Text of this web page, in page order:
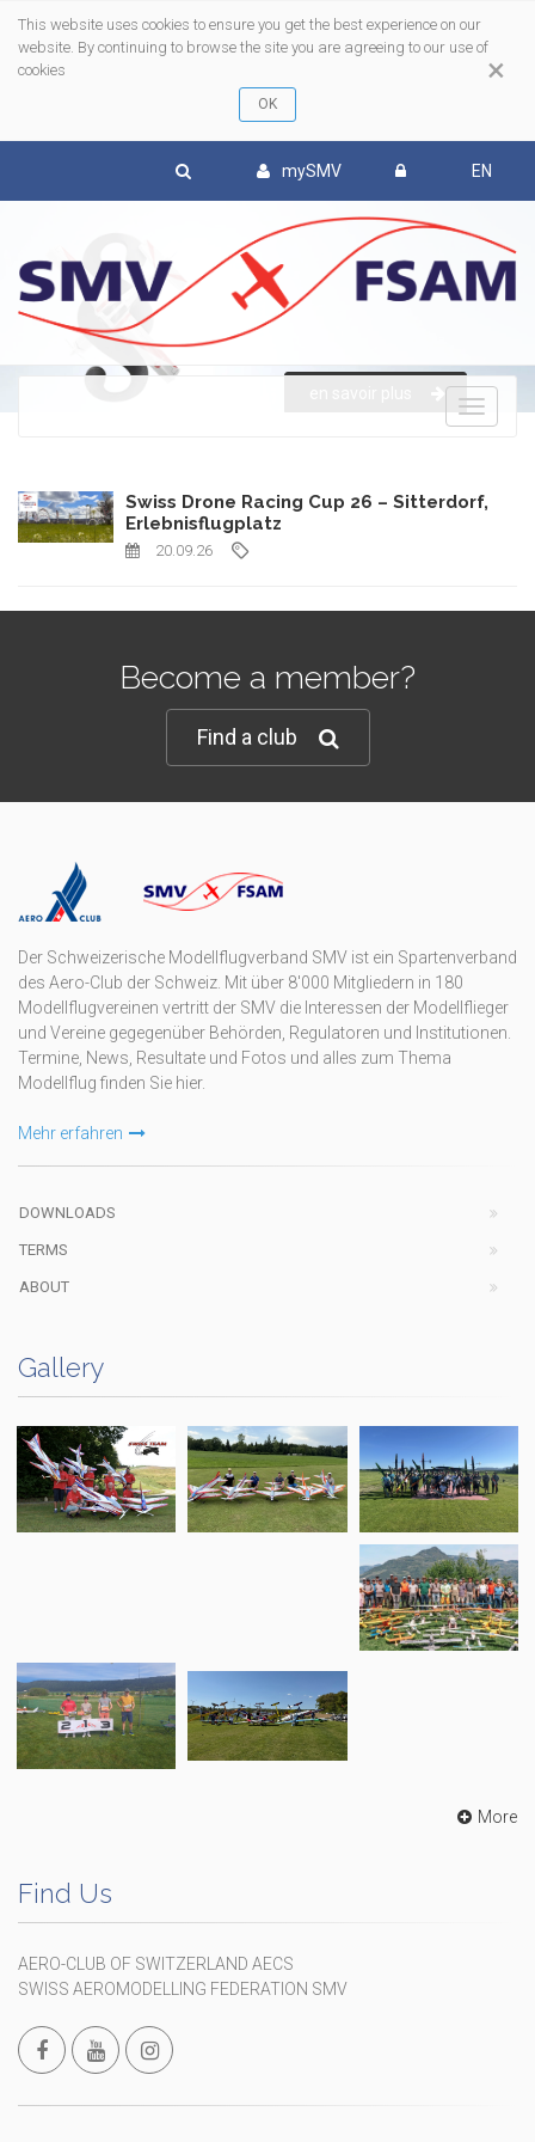
×
This website uses cookies to ensure you get the best experience on our
website. By continuing to browse the site you are agreeing to our use of
cookies
mySMV EN
Swiss Drone Racing Cup 26 – Sitterdorf,
Erlebnisflugplatz
20.09.26
Become a member?
Find a club
Der Schweizerische Modellflugverband SMV ist ein Spartenverband
des Aero-Club der Schweiz. Mit über 8'000 Mitgliedern in 180
Modellflugvereinen vertritt der SMV die Interessen der Modellflieger
und Vereine gegegenüber Behörden, Regulatoren und Institutionen.
Termine, News, Resultate und Fotos und alles zum Thema
Modellflug finden Sie hier.
Mehr erfahren
DOWNLOADS
TERMS
ABOUT
Gallery
More
Find Us
AERO-CLUB OF SWITZERLAND AECS
SWISS AEROMODELLING FEDERATION SMV